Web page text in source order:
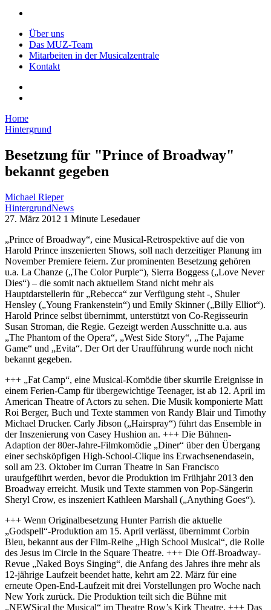
Über uns
Das MUZ-Team
Mitarbeiten in der Musicalzentrale
Kontakt
Home
Hintergrund
Besetzung für "Prince of Broadway"
bekannt gegeben
Michael Rieper
HintergrundNews
27. März 2012 1 Minute Lesedauer
„Prince of Broadway“, eine Musical-Retrospektive auf die von
Harold Prince inszenierten Shows, soll nach derzeitiger Planung im
November Premiere feiern. Zur prominenten Besetzung gehören
u.a. La Chanze („The Color Purple“), Sierra Boggess („Love Never
Dies“) – die somit nach aktuellem Stand nicht mehr als
Hauptdarstellerin für „Rebecca“ zur Verfügung steht -, Shuler
Hensley („Young Frankenstein“) und Emily Skinner („Billy Elliot“).
Harold Prince selbst übernimmt, unterstützt von Co-Regisseurin
Susan Stroman, die Regie. Gezeigt werden Ausschnitte u.a. aus
„The Phantom of the Opera“, „West Side Story“, „The Pajame
Game“ und „Evita“. Der Ort der Uraufführung wurde noch nicht
bekannt gegeben.
+++ „Fat Camp“, eine Musical-Komödie über skurrile Ereignisse in
einem Ferien-Camp für übergewichtige Teenager, ist ab 12. April im
American Theatre of Actors zu sehen. Die Musik komponierte Matt
Roi Berger, Buch und Texte stammen von Randy Blair und Timothy
Michael Drucker. Carly Jibson („Hairspray“) führt das Ensemble in
der Inszenierung von Casey Hushion an. +++ Die Bühnen-
Adaption der 80er-Jahre-Filmkomödie „Diner“ über den Übergang
einer sechsköpfigen High-School-Clique ins Erwachsenendasein,
soll am 23. Oktober im Curran Theatre in San Francisco
uraufgeführt werden, bevor die Produktion im Frühjahr 2013 den
Broadway erreicht. Musik und Texte stammen von Pop-Sängerin
Sheryl Crow, es inszeniert Kathleen Marshall („Anything Goes“).
+++ Wenn Originalbesetzung Hunter Parrish die aktuelle
„Godspell“-Produktion am 15. April verlässt, übernimmt Corbin
Bleu, bekannt aus der Film-Reihe „High School Musical“, die Rolle
des Jesus im Circle in the Square Theatre. +++ Die Off-Broadway-
Revue „Naked Boys Singing“, die Anfang des Jahres ihre mehr als
12-jährige Laufzeit beendet hatte, kehrt am 22. März für eine
erneute Open-End-Laufzeit mit drei Vorstellungen pro Woche nach
New York zurück. Die Produktion teilt sich die Bühne mit
„NEWSical the Musical“ im Theatre Row’s Kirk Theatre. +++ Das